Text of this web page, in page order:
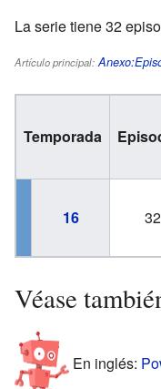
La serie tiene 32
Artículo principal:
Temporada
16 32
Véase
En inglés: